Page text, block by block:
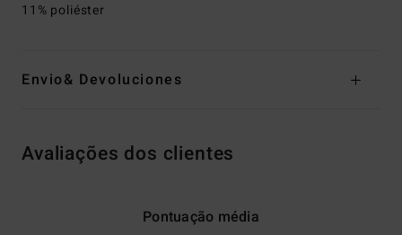
11% poliéster
Envio& Devoluciones
Avaliações dos clientes
Pontuação média